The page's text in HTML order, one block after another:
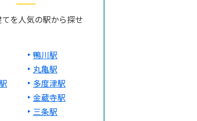
を人気の駅から探せ
鴨川駅
丸亀駅
多度津駅
金蔵寺駅
三条駅